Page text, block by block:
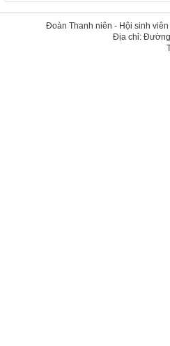
Đoàn Thanh niên - Hội sinh
Địa chỉ: